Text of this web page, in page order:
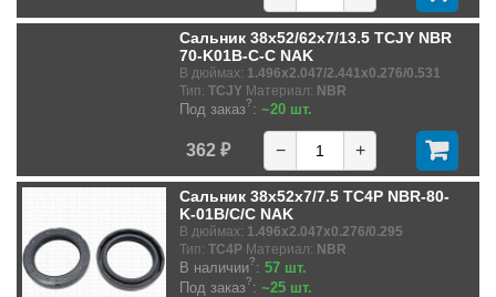
Сальник 38x52/62x7/13.5 TCJY NBR
70-K01B-C-C NAK
В дюймах: 1.496x2.047/2.441x0.276/0.531
Тип: TCJY Материал: NBR
Под заказ?: ~20 шт.
362 ₽ − +
Сальник 38x52x7/7.5 TC4P NBR-80-
K-01B/C/C NAK
В дюймах: 1.496x2.047x0.276/0.295
Тип: TC4P Материал: NBR
В наличии?: 57 шт.
Под заказ?: ~25 шт.